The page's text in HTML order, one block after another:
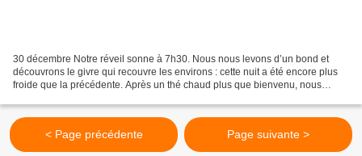
30 décembre Notre réveil sonne à 7h30. Nous nous levons d’un bond et
découvrons le givre qui recouvre les environs : cette nuit a été encore plus
froide que la précédente. Après un thé chaud plus que bienvenu, nous
< Page précédente Page suivante >